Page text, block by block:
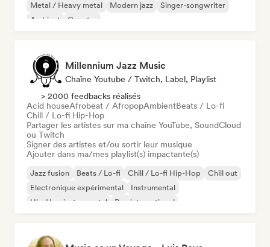
Metal / Heavy metal
Modern jazz
Singer-songwriter
Ambient
Country
Millennium Jazz Music
Chaîne Youtube / Twitch, Label, Playlist
> 2000 feedbacks réalisés
Acid houseAfrobeat / AfropopAmbientBeats / Lo-fi
Chill / Lo-fi Hip-Hop
Partager les artistes sur ma chaîne YouTube, SoundCloud
ou Twitch
Signer des artistes et/ou sortir leur musique
Ajouter dans ma/mes playlist(s) impactante(s)
Jazz fusion Beats / Lo-fi Chill / Lo-fi Hip-Hop
Chill out
Electronique expérimental
Instrumental
Hip-Hop instrumental
Rap international